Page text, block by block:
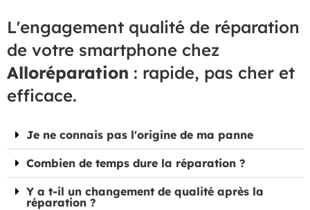
L'engagement qualité de réparation
de votre smartphone chez
Alloréparation : rapide, pas cher et
efficace.
Je ne connais pas l'origine de ma panne
Combien de temps dure la réparation ?
Y a t-il un changement de qualité après la
réparation ?